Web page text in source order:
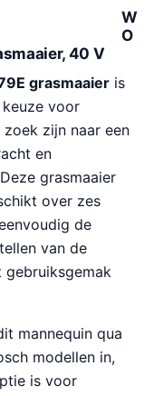
i
g
e
p
r
i
j
s
i
s
3
8
9
W
O
40 V
grasmaaier is
voor
zijn naar een
en
grasmaaier
over zes
de
van de
mannequin qua
modellen in,
is voor